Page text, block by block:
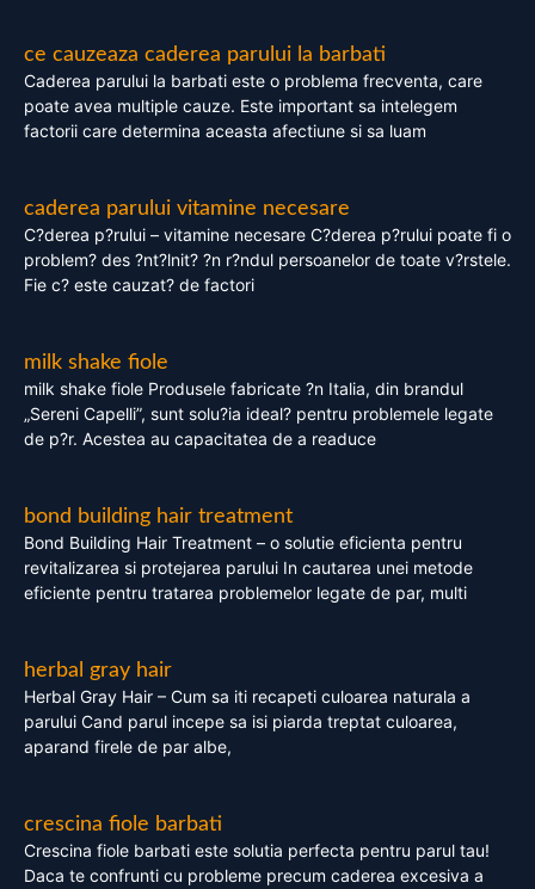
ce cauzeaza caderea parului la barbati
Caderea parului la barbati este o problema frecventa, care
poate avea multiple cauze. Este important sa intelegem
factorii care determina aceasta afectiune si sa luam
caderea parului vitamine necesare
C?derea p?rului – vitamine necesare C?derea p?rului poate fi o
problem? des ?nt?lnit? ?n r?ndul persoanelor de toate v?rstele.
Fie c? este cauzat? de factori
milk shake fiole
milk shake fiole Produsele fabricate ?n Italia, din brandul
„Sereni Capelli”, sunt solu?ia ideal? pentru problemele legate
de p?r. Acestea au capacitatea de a readuce
bond building hair treatment
Bond Building Hair Treatment – o solutie eficienta pentru
revitalizarea si protejarea parului In cautarea unei metode
eficiente pentru tratarea problemelor legate de par, multi
herbal gray hair
Herbal Gray Hair – Cum sa iti recapeti culoarea naturala a
parului Cand parul incepe sa isi piarda treptat culoarea,
aparand firele de par albe,
crescina fiole barbati
Crescina fiole barbati este solutia perfecta pentru parul tau!
Daca te confrunti cu probleme precum caderea excesiva a